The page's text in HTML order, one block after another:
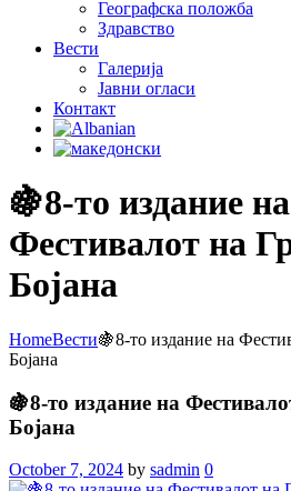
Географска положба
Здравство
Вести
Галеријa
Јавни огласи
Контакт
🍇8-то издание на
Фестивалот на
Бојана
HomeВести🍇8-то издание на
Бојана
🍇8-то издание на
Бојана
October 7, 2024 by sadmin 0